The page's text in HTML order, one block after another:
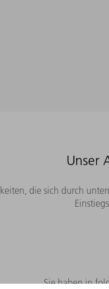
Unser
die sich durch
Sie haben in